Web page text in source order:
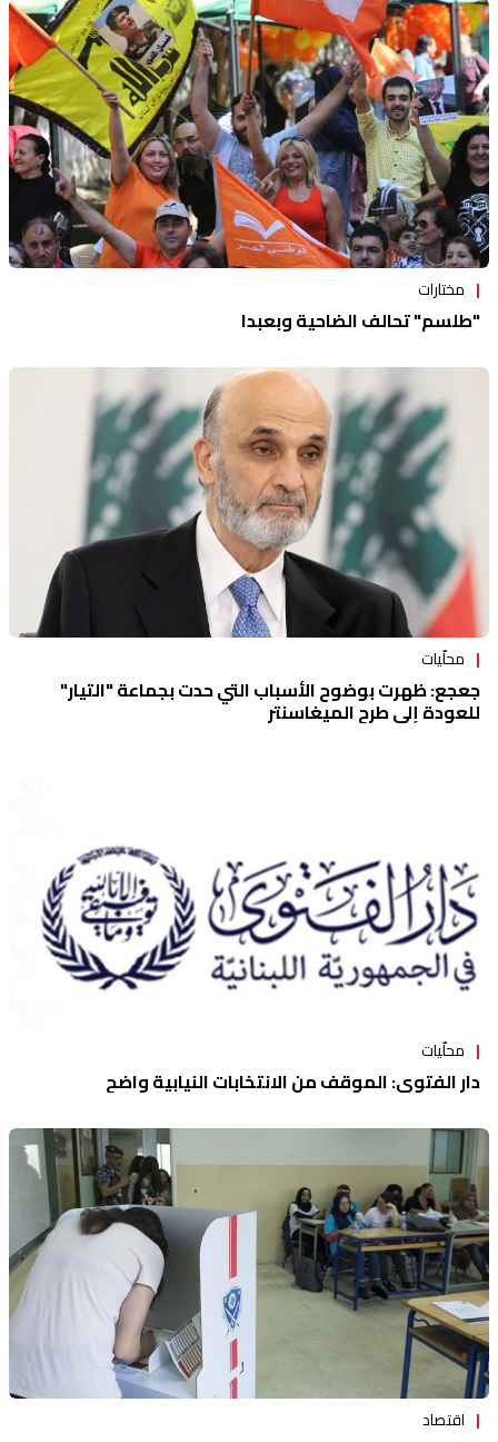
مختارات
"طلسم" تحالف الضاحية وبعبدا
محلّيات
جعجع: ظهرت بوضوح الأسباب التي حدت بجماعة "التيار"
للعودة إلى طرح الميغاسنتر
محلّيات
دار الفتوى: الموقف من الانتخابات النيابية واضح
اقتصاد